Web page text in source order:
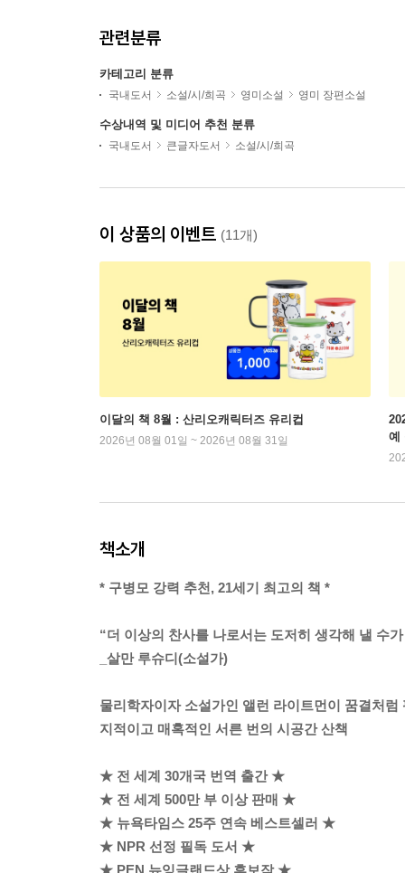
관련분류
카테고리 분류
국내도서 소설/시/희곡 영미소설 영미 장편소설
수상내역 및 미디어 추천 분류
국내도서 큰글자도서 소설/시/희곡
이 상품의 이벤트 (11개)
이달의 책 8월 : 산리오캐릭터즈 유리컵
2026년 08월 01일 ~ 2026년 08월 31일
예
책소개
* 구병모 강력 추천, 21세기 최고의 책 *
“더 이상의 찬사를 나로서는 도저히 생각해 낼 수
_살만 루슈디(소설가)
물리학자이자 소설가인 앨런 라이트먼이 꿈결처럼
지적이고 매혹적인 서른 번의 시공간 산책
★ 전 세계 30개국 번역 출간 ★
★ 전 세계 500만 부 이상 판매 ★
★ 뉴욕타임스 25주 연속 베스트셀러 ★
★ NPR 선정 필독 도서 ★